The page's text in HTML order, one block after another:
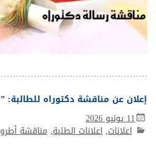
إعلان عن مناقشة دكتوراه للطالبة:
11 يونيو 2026
اعلانات,اعلانات الطلبة,مناقشة